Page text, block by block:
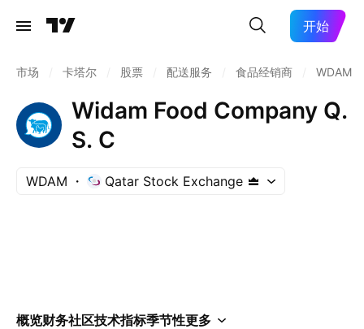
开始
市场 卡塔尔 股票 配送服务 食品经销商 WDAM
Widam Food Company Q.
S. C
WDAM Qatar Stock Exchange
概览财务社区技术指标季节性更多